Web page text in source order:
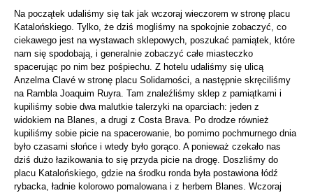
Na początek udaliśmy się tak jak wczoraj wieczorem w stronę placu
Katalońskiego. Tylko, że dziś mogliśmy na spokojnie zobaczyć, co
ciekawego jest na wystawach sklepowych, poszukać pamiątek, które
nam się spodobają, i generalnie zobaczyć całe miasteczko
spacerując po nim bez pośpiechu. Z hotelu udaliśmy się ulicą
Anzelma Clavé w stronę placu Solidarności, a następnie skręciliśmy
na Rambla Joaquim Ruyra. Tam znaleźliśmy sklep z pamiątkami i
kupiliśmy sobie dwa malutkie talerzyki na oparciach: jeden z
widokiem na Blanes, a drugi z Costa Brava. Po drodze również
kupiliśmy sobie picie na spacerowanie, bo pomimo pochmurnego dnia
było czasami słońce i wtedy było gorąco. A ponieważ czekało nas
dziś dużo łazikowania to się przyda picie na drogę. Doszliśmy do
placu Katalońskiego, gdzie na środku ronda była postawiona łódź
rybacka, ładnie kolorowo pomalowana i z herbem Blanes. Wczoraj